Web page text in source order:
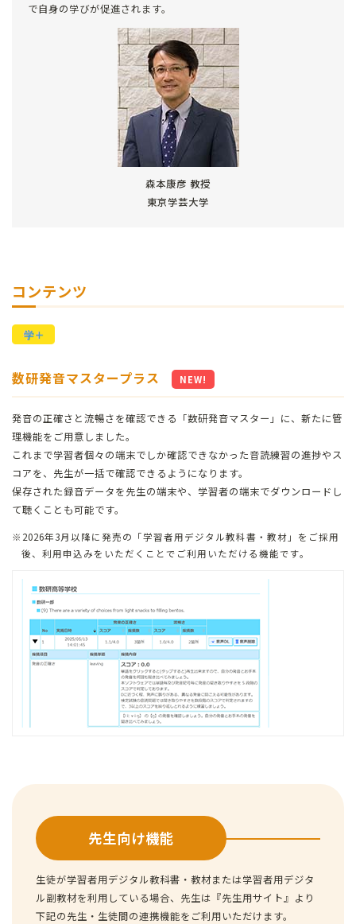
森本康彦 教授
東京学芸大学
で自身の学びが促進されます。
コンテンツ
数研発音マスタープラス NEW!
発音の正確さと流暢さを確認できる「数研発音マスター」に、新たに管
理機能をご用意しました。
これまで学習者個々の端末でしか確認できなかった音読練習の進捗やス
コアを、先生が一括で確認できるようになります。
保存された録音データを先生の端末や、学習者の端末でダウンロードし
て聴くことも可能です。
2026年3月以降に発売の「学習者用デジタル教科書・教材」をご採用
後、利用申込みをいただくことでご利用いただける機能です。
先生向け機能
生徒が学習者用デジタル教科書・教材または学習者用デジタ
ル副教材を利用している場合、先生は『先生用サイト』より
下記の先生・生徒間の連携機能をご利用いただけます。